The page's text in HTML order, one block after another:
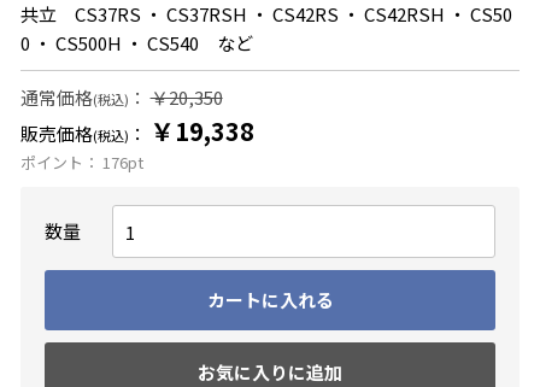
共立 CS37RS ・ CS37RSH ・ CS42RS ・ CS42RSH ・ CS50
0 ・ CS500H ・ CS540 など
通常価格(税込) ：￥20,350
販売価格(税込) ： ￥19,338
ポイント： 176pt
数量
カートに入れる
お気に入りに追加